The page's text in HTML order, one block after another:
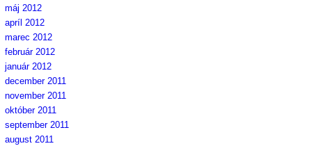
máj 2012
apríl 2012
marec 2012
február 2012
január 2012
december 2011
november 2011
október 2011
september 2011
august 2011